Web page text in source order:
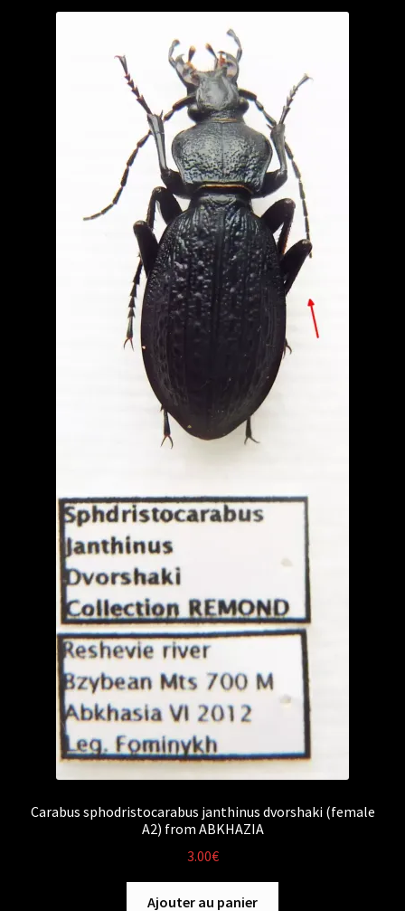
Carabus sphodristocarabus janthinus dvorshaki (female
A2) from ABKHAZIA
3.00€
Ajouter au panier